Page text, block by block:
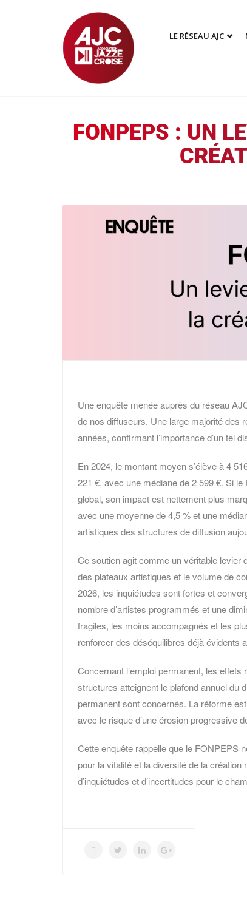
LE RÉSEAU AJC
FONPEPS : UN
Une enquête menée auprès du réseau
de nos diffuseurs. Une large majorité des
années, confirmant l’importance d’un tel
En 2024, le montant moyen s’élève à 4
221 €, avec une médiane de 2 599 €. Si
global, son impact est nettement plus
avec une moyenne de 4,5 % et une
artistiques des structures de diffusion
Ce soutien agit comme un véritable levier
des plateaux artistiques et le volume de
2026, les inquiétudes sont fortes et
nombre d’artistes programmés et une
fragiles, les moins accompagnés et les
renforcer des déséquilibres déjà évidents
Concernant l’emploi permanent, les
structures atteignent le plafond annuel du
permanent sont concernés. La réforme
avec le risque d’une érosion progressive
Cette enquête rappelle que le FONPEPS
pour la vitalité et la diversité de la
d’inquiétudes et d’incertitudes pour le